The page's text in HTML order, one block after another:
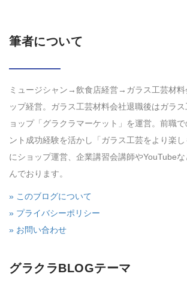
筆者について
ミュージシャン→飲食店経営→ガラス工芸材
ップ経営。ガラス工芸材料会社退職後はガラ
ョップ「グラクラマーケット」を運営。前職
ント成功経験を活かし「ガラス工芸をより楽
にショップ運営、企業講習会講師やYouTube
んでおります。
» このブログについて
» プライバシーポリシー
» お問い合わせ
グラクラBLOGテーマ